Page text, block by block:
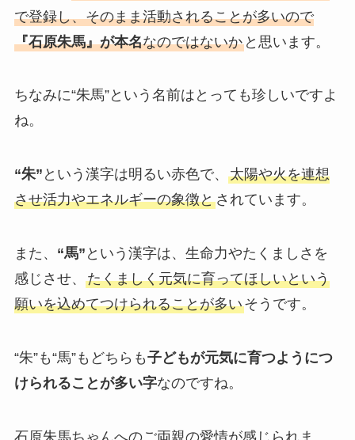
で登録し、そのまま活動されることが多いので
『石原朱馬』が本名なのではないかと思います。
ちなみに“朱馬”という名前はとっても珍しいですよ
ね。
“朱” という漢字は明るい赤色で、 太陽や火を連想
させ活力やエネルギーの象徴とされています。
また、 “馬” という漢字は、生命力やたくましさを
感じさせ、 たくましく元気に育ってほしいという
願いを込めてつけられることが多いそうです。
“朱”も“馬”もどちらも子どもが元気に育つようにつ
けられることが多い字なのですね。
石原朱馬ちゃんへのご両親の愛情が感じられま